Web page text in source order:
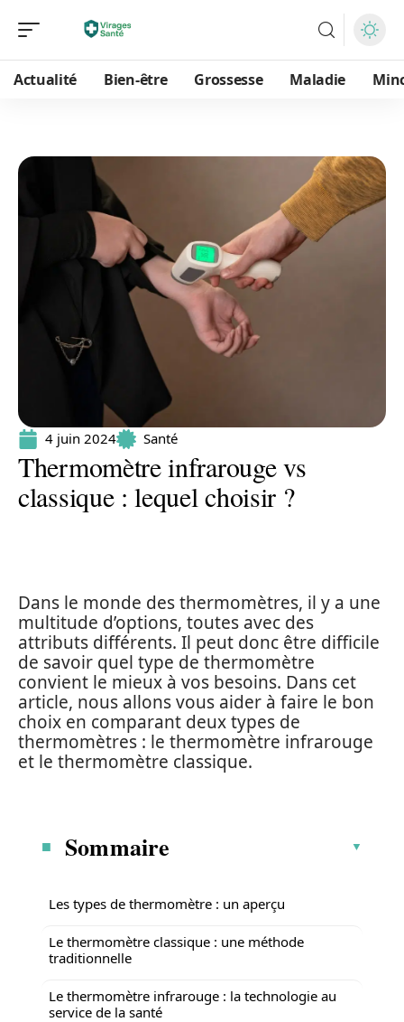
Actualité Bien-être Grossesse Maladie
4 juin 2024 Santé
Thermomètre infrarouge vs
classique : lequel choisir ?
Dans le monde des thermomètres, il y a une
multitude d’options, toutes avec des
attributs différents. Il peut donc être difficile
de savoir quel type de thermomètre
convient le mieux à vos besoins. Dans cet
article, nous allons vous aider à faire le bon
choix en comparant deux types de
thermomètres : le thermomètre infrarouge
et le thermomètre classique.
Sommaire
Les types de thermomètre : un aperçu
Le thermomètre classique : une méthode
traditionnelle
Le thermomètre infrarouge : la technologie au
service de la santé